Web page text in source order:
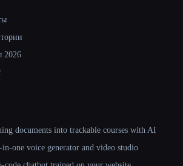
2026
documents into trackable courses with AI
one voice generator and video studio